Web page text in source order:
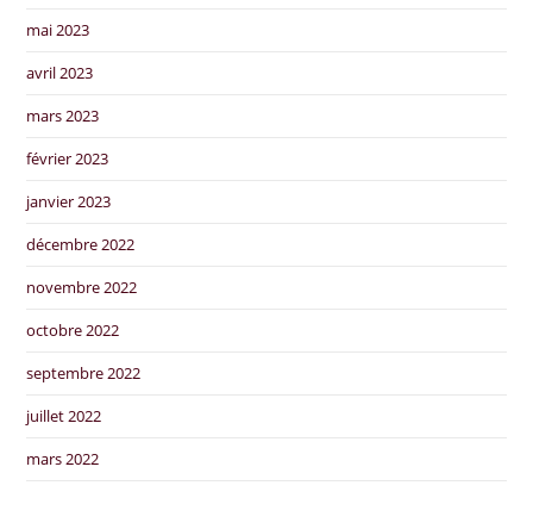
mai 2023
avril 2023
mars 2023
février 2023
janvier 2023
décembre 2022
novembre 2022
octobre 2022
septembre 2022
juillet 2022
mars 2022